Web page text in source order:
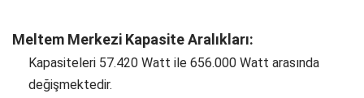
Meltem Merkezi Kapasite Aralıkları:
Kapasiteleri 57.420 Watt ile 656.000 Watt arasında
değişmektedir.